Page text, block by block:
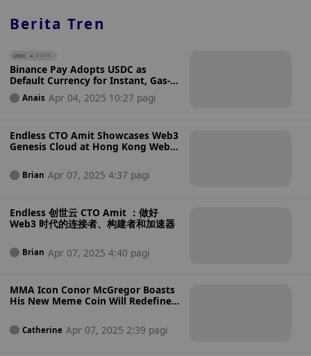
Berita Tren
USDC 0.01%
Binance Pay Adopts USDC as
Default Currency for Instant, Gas-
Free Transactions
Anais Apr 04, 2025 10:27 pagi
Endless CTO Amit Showcases Web3
Genesis Cloud at Hong Kong Web3
Decentralized Technology
Brian Apr 07, 2025 4:37 pagi
Endless 创世云 CTO Amit ：做好
Web3 时代的连接者、构建者和加速器
Brian Apr 07, 2025 4:40 pagi
MMA Icon Conor McGregor Boasts
His New Meme Coin Will Redefine
Over Execution and Tokenomics
Catherine Apr 07, 2025 2:39 pagi